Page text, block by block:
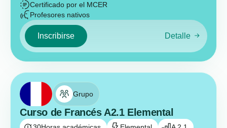
Certificado por el MCER
Profesores nativos
Inscribirse Detalle
Grupo
Curso de Francés A2.1 Elemental